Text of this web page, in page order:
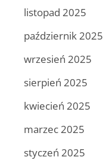
listopad 2025
październik 2025
wrzesień 2025
sierpień 2025
kwiecień 2025
marzec 2025
styczeń 2025